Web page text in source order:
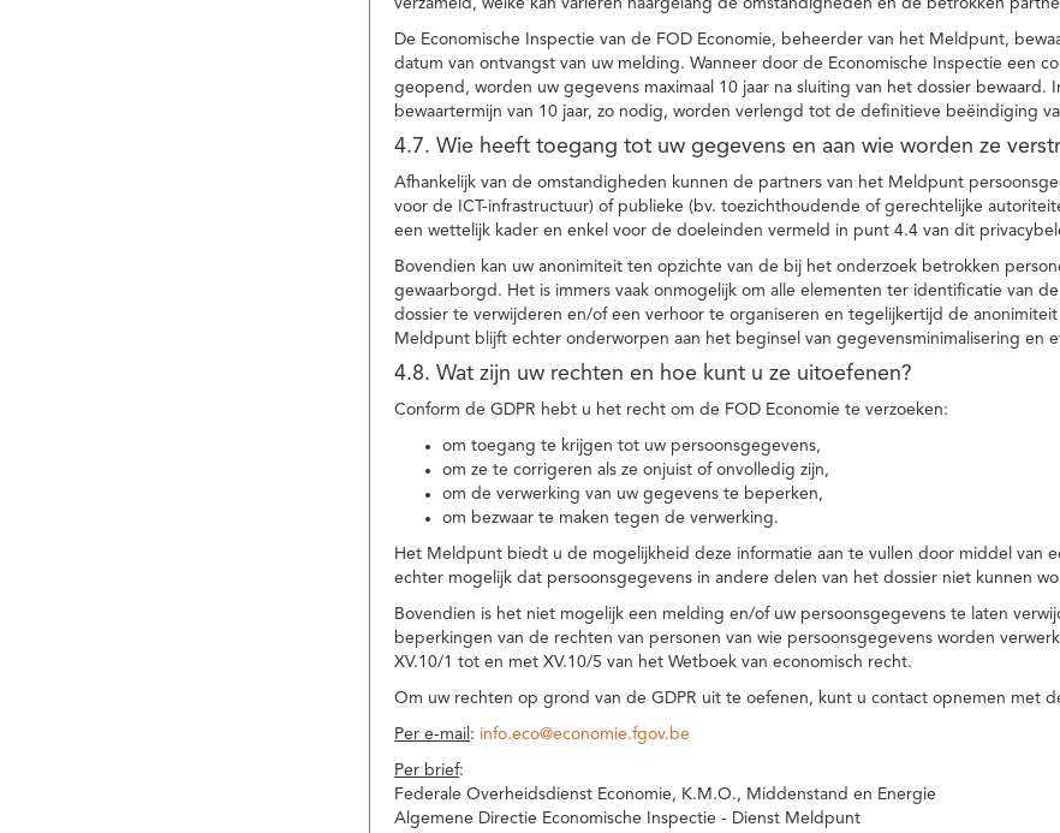
verzameld, welke kan variëren naargelang de omstandigheden en de betrokken
De Economische Inspectie van de FOD Economie, beheerder van het Meldpunt,
datum van ontvangst van uw melding. Wanneer door de Economische Inspectie een
geopend, worden uw gegevens maximaal 10 jaar na sluiting van het dossier bewaard.
bewaartermijn van 10 jaar, zo nodig, worden verlengd tot de definitieve beëindiging
4.7. Wie heeft toegang tot uw gegevens en aan wie worden ze
Afhankelijk van de omstandigheden kunnen de partners van het Meldpunt
voor de ICT-infrastructuur) of publieke (bv. toezichthoudende of gerechtelijke
een wettelijk kader en enkel voor de doeleinden vermeld in punt 4.4 van dit
Bovendien kan uw anonimiteit ten opzichte van de bij het onderzoek betrokken
gewaarborgd. Het is immers vaak onmogelijk om alle elementen ter identificatie van
dossier te verwijderen en/of een verhoor te organiseren en tegelijkertijd de
Meldpunt blijft echter onderworpen aan het beginsel van gegevensminimalisering en
4.8. Wat zijn uw rechten en hoe kunt u ze uitoefenen?
Conform de GDPR hebt u het recht om de FOD Economie te verzoeken:
om toegang te krijgen tot uw persoonsgegevens,
om ze te corrigeren als ze onjuist of onvolledig zijn,
om de verwerking van uw gegevens te beperken,
om bezwaar te maken tegen de verwerking.
Het Meldpunt biedt u de mogelijkheid deze informatie aan te vullen door middel van
echter mogelijk dat persoonsgegevens in andere delen van het dossier niet kunnen
Bovendien is het niet mogelijk een melding en/of uw persoonsgegevens te laten
beperkingen van de rechten van personen van wie persoonsgegevens worden
XV.10/1 tot en met XV.10/5 van het Wetboek van economisch recht.
Om uw rechten op grond van de GDPR uit te oefenen, kunt u contact opnemen met
Per e-mail : info.eco@economie.fgov.be
Per brief:
Federale Overheidsdienst Economie, K.M.O., Middenstand en Energie
Algemene Directie Economische Inspectie - Dienst Meldpunt